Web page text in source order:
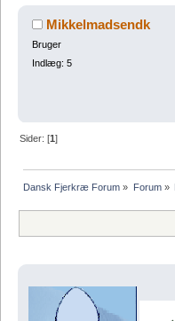
Mikkelmadsendk
Bruger
Indlæg: 5
Sider: [1]
Dansk Fjerkræ Forum » Forum»